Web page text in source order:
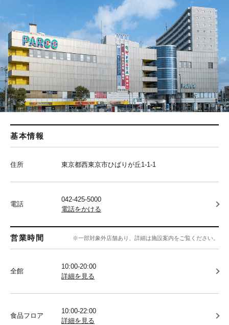
基本情報
住所 東京都西東京市ひばりが丘1-1-1
電話
042-425-5000
電話をかける
営業時間 ※一部対象外店舗あり、詳細は施設案内をご覧ください。
全館
10:00-20:00
詳細を見る
食品フロア
10:00-22:00
詳細を見る